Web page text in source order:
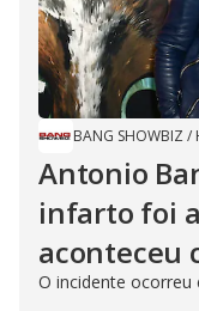
BANG SHOWBIZ /
Antonio
infarto foi a
aconteceu
O incidente